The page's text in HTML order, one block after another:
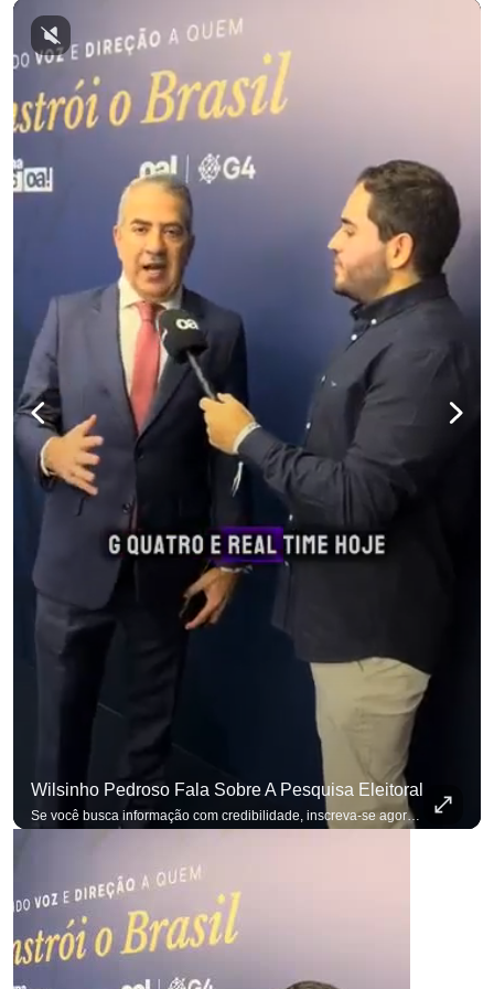
Wilsinho Pedroso Fala Sobre A Pesquisa Eleitoral
Se você busca informação com credibilidade, inscreva-se agora e ative o
para não perder nenhuma atualização! Ouça O Antagonista nos principais